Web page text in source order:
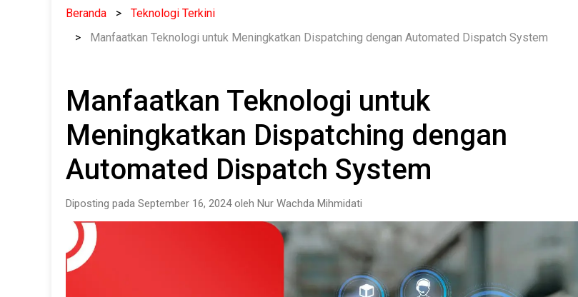
Beranda
Teknologi Terkini
Manfaatkan Teknologi untuk Meningkatkan Dispatching dengan Automated Dispatch System
Manfaatkan Teknologi untuk
Meningkatkan Dispatching dengan
Automated Dispatch System
Diposting pada September 16, 2024 oleh Nur Wachda Mihmidati